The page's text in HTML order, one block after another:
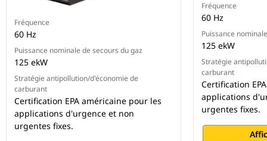
Fréquence
60 Hz
Puissance nominale de secours du gaz
125 ekW
Stratégie antipollution/d'économie de
carburant
Certification EPA américaine pour les
applications d'urgence et non
urgentes fixes.
Fréquence
60 Hz
Puissance
125 ekW
Stratégie
carburant
Certification
applications
urgentes fixes.